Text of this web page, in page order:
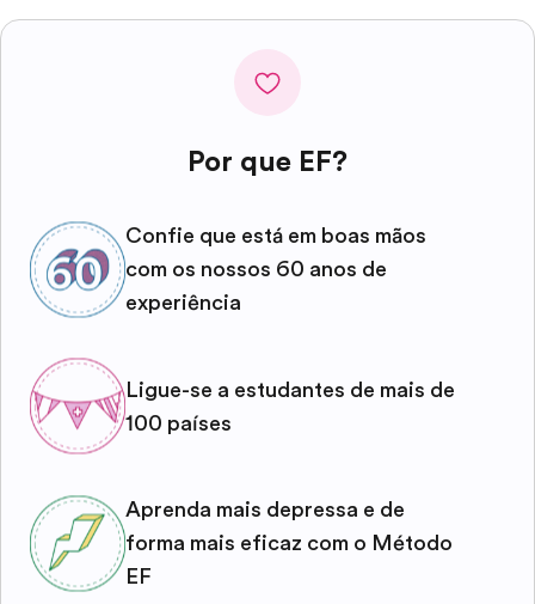
Por que EF?
Confie que está em boas mãos
com os nossos 60 anos de
experiência
Ligue-se a estudantes de mais de
100 países
Aprenda mais depressa e de
forma mais eficaz com o Método
EF